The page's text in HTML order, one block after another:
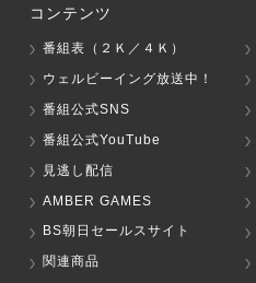
コンテンツ
番組表（２Ｋ／４Ｋ）
ウェルビーイング放送中！
番組公式SNS
番組公式YouTube
見逃し配信
AMBER GAMES
BS朝日セールスサイト
関連商品